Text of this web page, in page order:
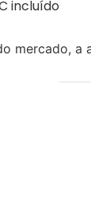
incluído
mercado,